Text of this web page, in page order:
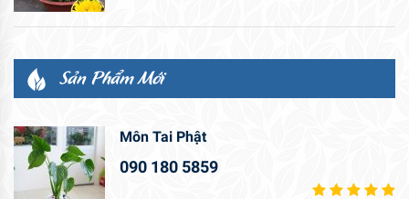
Sản Phẩm Mới
Môn Tai Phật
090 180 5859